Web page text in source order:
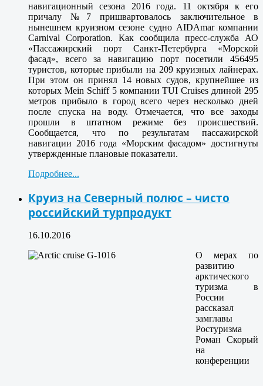
навигационный сезона 2016 года. 11 октября к его
причалу №7 пришвартовалось заключительное в
нынешнем круизном сезоне судно AIDAmar компании
Carnival Corporation. Как сообщила пресс-служба АО
«Пассажирский порт Санкт-Петербурга «Морской
фасад», всего за навигацию порт посетили 456495
туристов, которые прибыли на 209 круизных лайнерах.
При этом он принял 14 новых судов, крупнейшее из
которых Mein Schiff 5 компании TUI Cruises длиной 295
метров прибыло в город всего через несколько дней
после спуска на воду. Отмечается, что все заходы
прошли в штатном режиме без происшествий.
Сообщается, что по результатам пассажирской
навигации 2016 года «Морским фасадом» достигнуты
утвержденные плановые показатели.
Подробнее...
Круиз на Северный полюс – чисто
российский турпродукт
16.10.2016
О мерах по
развитию
арктического
туризма в
России
рассказал
замглавы
Ростуризма
Роман Скорый
на
конференции